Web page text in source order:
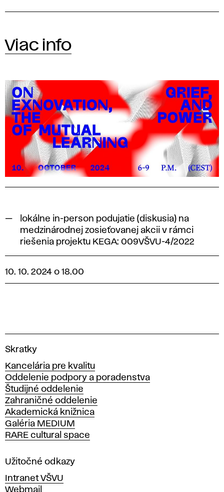
Viac info
lokálne in-person podujatie (diskusia) na
medzinárodnej zosieťovanej akcii v rámci
riešenia projektu KEGA: 009VŠVU-4/2022
10. 10. 2024 o 18.00
V
s
o
k
á
š
k
o
a
ý
Skratky
Kancelária pre kvalitu
Oddelenie podpory a poradenstva
Študijné oddelenie
Zahraničné oddelenie
Akademická knižnica
Galéria MEDIUM
RARE cultural space
Užitočné odkazy
Intranet VŠVU
Webmail